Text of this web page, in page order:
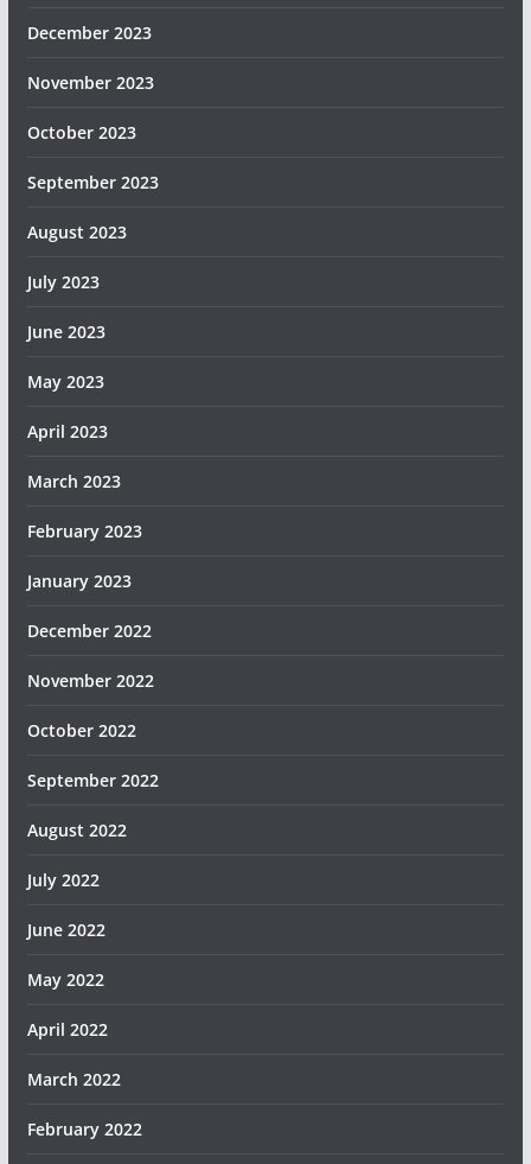
December 2023
November 2023
October 2023
September 2023
August 2023
July 2023
June 2023
May 2023
April 2023
March 2023
February 2023
January 2023
December 2022
November 2022
October 2022
September 2022
August 2022
July 2022
June 2022
May 2022
April 2022
March 2022
February 2022